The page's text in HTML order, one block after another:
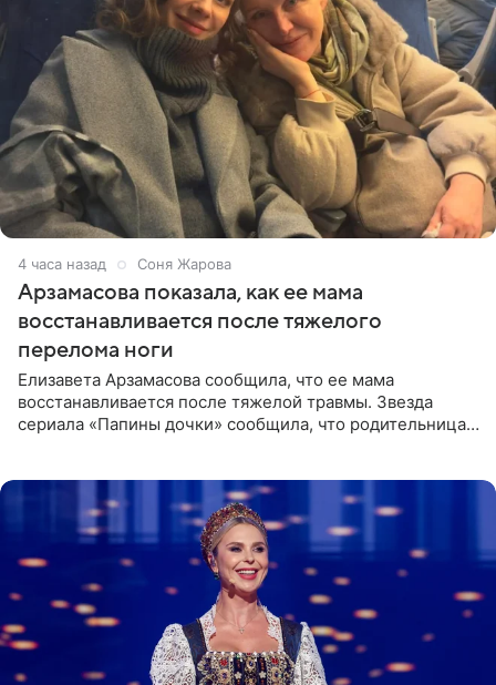
4 часа назад Соня Жарова
Арзамасова показала, как ее мама
восстанавливается после тяжелого
перелома ноги
Елизавета Арзамасова сообщила, что ее мама
восстанавливается после тяжелой травмы. Звезда
сериала «Папины дочки» сообщила, что родительница